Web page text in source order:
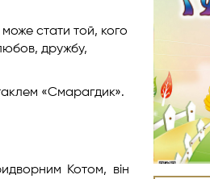
стати той, кого
дружбу,
«Смарагдик».
Котом, він